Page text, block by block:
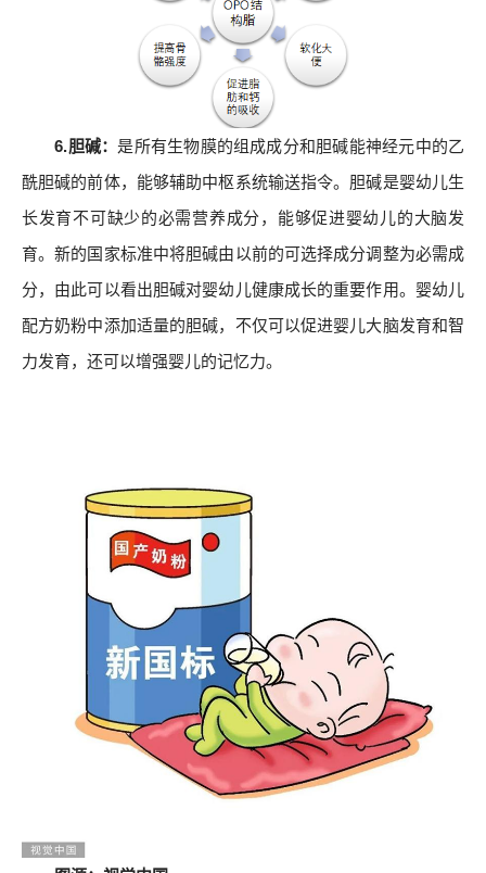
6.胆碱：是所有生物膜的组成成分和胆碱能神经元中的乙
酰胆碱的前体，能够辅助中枢系统输送指令。胆碱是婴幼儿生
长发育不可缺少的必需营养成分，能够促进婴幼儿的大脑发
育。新的国家标准中将胆碱由以前的可选择成分调整为必需成
分，由此可以看出胆碱对婴幼儿健康成长的重要作用。婴幼儿
配方奶粉中添加适量的胆碱，不仅可以促进婴儿大脑发育和智
力发育，还可以增强婴儿的记忆力。